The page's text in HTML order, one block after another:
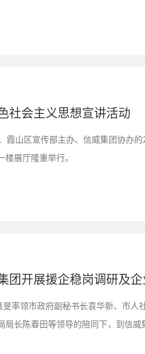
社会主义思想宣讲活动
山区宣传部主办、信威集团协办
展厅隆重举行。
团开展援企稳岗调研及
率领市政府副秘书长袁华新、市
长陈春田等领导的陪同下，到信威